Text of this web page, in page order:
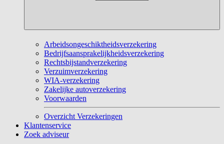
Arbeidsongeschiktheidsverzekering
Bedrijfsaansprakelijkheidsverzekering
Rechtsbijstandverzekering
Verzuimverzekering
WIA-verzekering
Zakelijke autoverzekering
Voorwaarden
Overzicht Verzekeringen
Klantenservice
Zoek adviseur